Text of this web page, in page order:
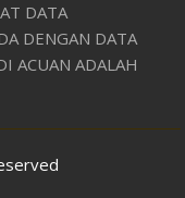
DATA
DENGAN DATA
ACUAN ADALAH